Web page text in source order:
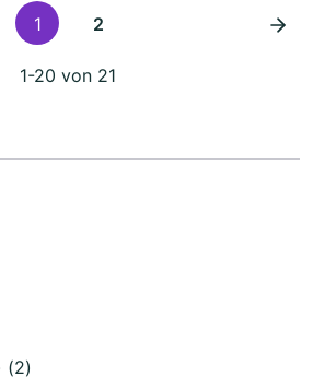
1 2
1-20 von 21
(2)